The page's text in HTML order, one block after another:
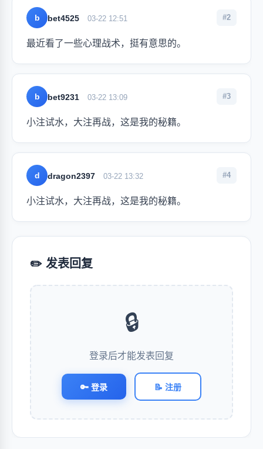
b bet4525 03-22 12:51 #2
最近看了一些心理战术，挺有意思的。
b bet9231 03-22 13:09 #3
小注试水，大注再战，这是我的秘籍。
d dragon2397 03-22 13:32 #4
小注试水，大注再战，这是我的秘籍。
✏️ 发表回复
🔒
登录后才能发表回复
🔑 登录 📝 注册